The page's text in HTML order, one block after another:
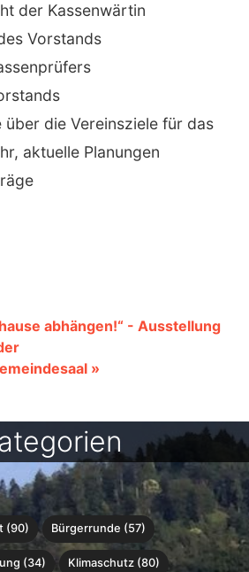
der Kassenwärtin
Vorstands
über die Vereinsziele für das
aktuelle Planungen
abhängen!“ - Ausstellung
»
(90) Bürgerrunde (57)
(34) Klimaschutz (80)